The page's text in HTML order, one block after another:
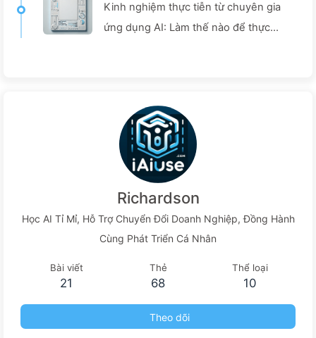
Kinh nghiệm thực tiễn từ chuyên gia
ứng dụng AI: Làm thế nào để thực
Richardson
Học AI Tỉ Mỉ, Hỗ Trợ Chuyển Đổi Doanh Nghiệp, Đồng Hành
Cùng Phát Triển Cá Nhân
Bài viết
21
Thẻ
68
Thể loại
10
Theo dõi